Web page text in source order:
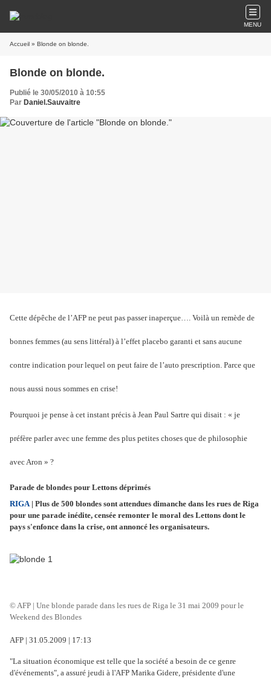
MENU
Accueil » Blonde on blonde.
Blonde on blonde.
Publié le 30/05/2010 à 10:55
Par Daniel.Sauvaitre
Cette dépêche de l’AFP ne peut pas passer inaperçue…. Voilà un remède de
bonnes femmes (au sens littéral) à l’effet placebo garanti et sans aucune
contre indication pour lequel on peut faire de l’auto prescription. Parce que
nous aussi nous sommes en crise!
Pourquoi je pense à cet instant précis à Jean Paul Sartre qui disait : « je
préfère parler avec une femme des plus petites choses que de philosophie
avec Aron » ?
Parade de blondes pour Lettons déprimés
RIGA | Plus de 500 blondes sont attendues dimanche dans les rues de Riga
pour une parade inédite, censée remonter le moral des Lettons dont le
pays s'enfonce dans la crise, ont annoncé les organisateurs.
© AFP | Une blonde parade dans les rues de Riga le 31 mai 2009 pour le
Weekend des Blondes
AFP | 31.05.2009 | 17:13
"La situation économique est telle que la société a besoin de ce genre
d'événements", a assuré jeudi à l'AFP Marika Gidere, présidente d'une